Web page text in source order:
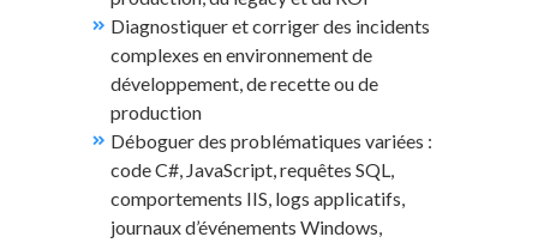
Diagnostiquer et corriger des incidents
complexes en environnement de
développement, de recette ou de
production
Déboguer des problématiques variées :
code C#, JavaScript, requêtes SQL,
comportements IIS, logs applicatifs,
journaux d’événements Windows,